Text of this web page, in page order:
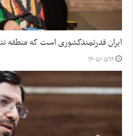
ایران قدرتمندکشوری است که منطقه
۱۴۰۵/۰۵/۱۶